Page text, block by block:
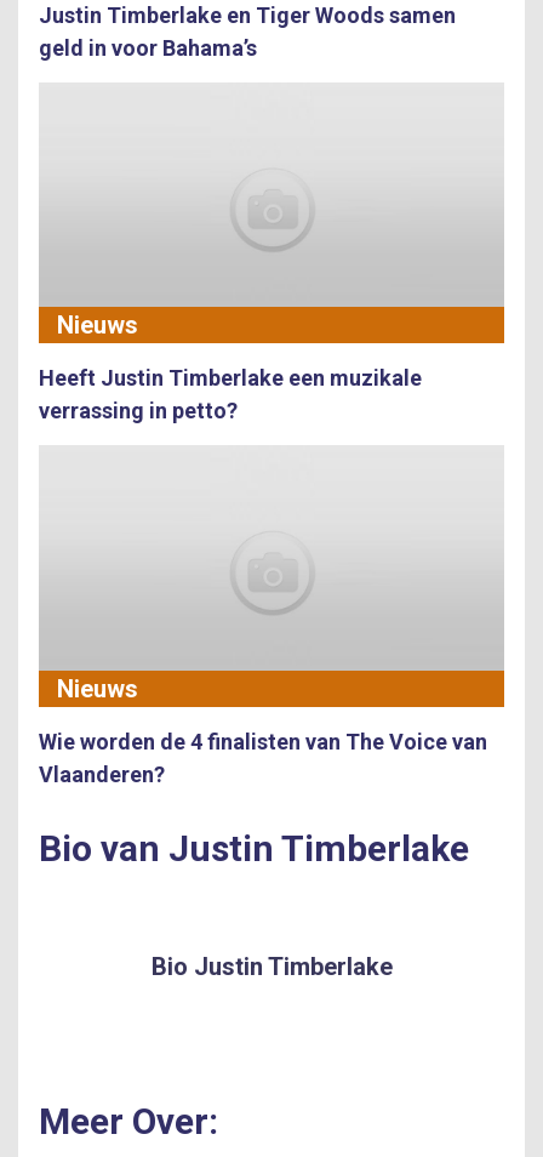
Justin Timberlake en Tiger Woods samen
geld in voor Bahama’s
Nieuws
Heeft Justin Timberlake een muzikale
verrassing in petto?
Nieuws
Wie worden de 4 finalisten van The Voice van
Vlaanderen?
Bio van Justin Timberlake
Bio Justin Timberlake
Meer Over: